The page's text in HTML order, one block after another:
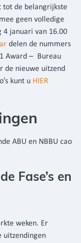
tot de belangrijkste
geen volledige
4 januari van 16.00
delen de nummers
Award – Bureau
de nieuwe uitzend
kunt u HIER
ABU en NBBU cao
Fase’s en
weken. Er
uitzendingen